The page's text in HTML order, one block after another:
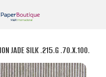
JADE SILK .215.G .70.X.100.